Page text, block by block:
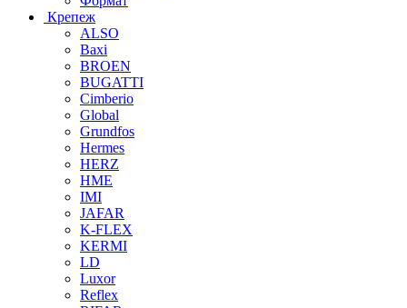
Крепеж
ALSO
Baxi
BROEN
BUGATTI
Cimberio
Global
Grundfos
Hermes
HERZ
HME
IMI
JAFAR
K-FLEX
KERMI
LD
Luxor
Reflex